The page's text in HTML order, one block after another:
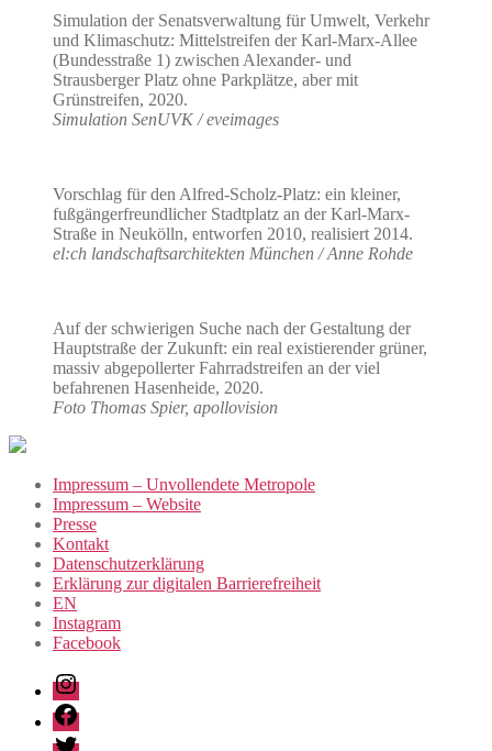
Simulation der Senatsverwaltung für Umwelt, Verkehr
und Klimaschutz: Mittelstreifen der Karl-Marx-Allee
(Bundesstraße 1) zwischen Alexander- und
Strausberger Platz ohne Parkplätze, aber mit
Grünstreifen, 2020.
Simulation SenUVK / eveimages
Vorschlag für den Alfred-Scholz-Platz: ein kleiner,
fußgängerfreundlicher Stadtplatz an der Karl-Marx-
Straße in Neukölln, entworfen 2010, realisiert 2014.
el:ch landschaftsarchitekten München / Anne Rohde
Auf der schwierigen Suche nach der Gestaltung der
Hauptstraße der Zukunft: ein real existierender grüner,
massiv abgepollerter Fahrradstreifen an der viel
befahrenen Hasenheide, 2020.
Foto Thomas Spier, apollovision
Impressum – Unvollendete Metropole
Impressum – Website
Presse
Kontakt
Datenschutzerklärung
Erklärung zur digitalen Barrierefreiheit
EN
Instagram
Facebook
Instagram
Facebook
Twitter